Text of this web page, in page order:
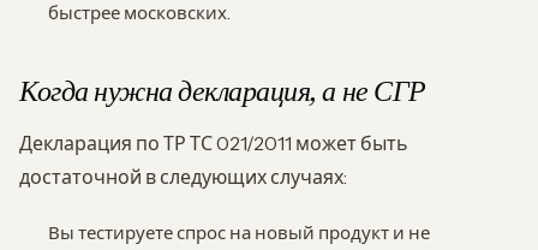
быстрее московских.
Когда нужна декларация, а не СГР
Декларация по ТР ТС 021/2011 может быть
достаточной в следующих случаях:
Вы тестируете спрос на новый продукт и не